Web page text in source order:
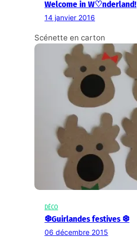
Welcome in W♡nderland!
14 janvier 2016
Scénette en carton
DÉCO
❆Guirlandes festives ❆
06 décembre 2015